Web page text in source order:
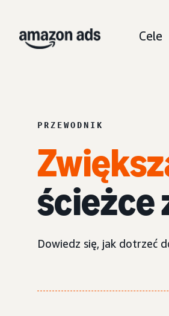
Cele
PRZEWODNIK
ścieżce
Dowiedz się, jak dotrzeć